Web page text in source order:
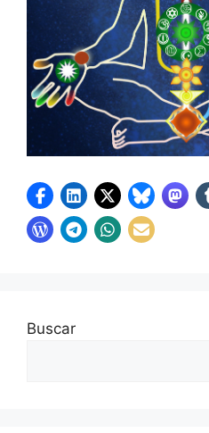
Buscar